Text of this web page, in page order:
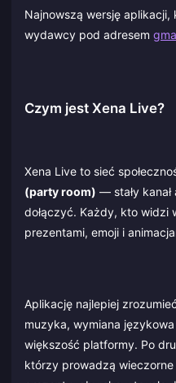
Najnowszą wersję
wydawcy pod adresem
Czym jest Xena Live?
Xena Live to sieć
(party room) — stały
dołączyć. Każdy, kto widzi
prezentami, emoji i
Aplikację najlepiej
muzyka, wymiana
większość platformy. Po
którzy prowadzą